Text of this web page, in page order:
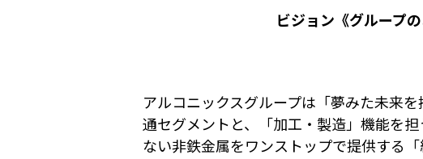
ビジョン《グループ
アルコニックスグループは「夢みた未来
通セグメントと、「加工・製造」機能を
ない非鉄金属をワンストップで提供する